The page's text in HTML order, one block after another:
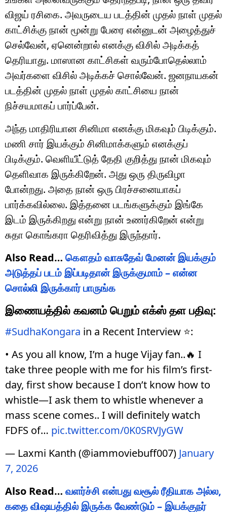
விஜய் ரசிகை. அவருடைய படத்தின் முதல் நாள் முதல்
காட்சிக்கு நான் மூன்று பேரை என்னுடன் அழைத்துச்
செல்வேன், ஏனென்றால் எனக்கு விசில் அடிக்கத்
தெரியாது. மாஸான காட்சிகள் வரும்போதெல்லாம்
அவர்களை விசில் அடிக்கச் சொல்வேன். ஜனநாயகன்
படத்தின் முதல் நாள் முதல் காட்சியை நான்
நிச்சயமாகப் பார்ப்பேன்.
அந்த மாதிரியான சினிமா எனக்கு மிகவும் பிடிக்கும்.
மணி சார் இயக்கும் சினிமாக்களும் எனக்குப்
பிடிக்கும். வெளியீட்டுத் தேதி குறித்து நான் மிகவும்
தெளிவாக இருக்கிறேன். அது ஒரு திருவிழா
போன்றது. அதை நான் ஒரு பிரச்சனையாகப்
பார்க்கவில்லை. இத்தனை படங்களுக்கும் இங்கே
இடம் இருக்கிறது என்று நான் உணர்கிறேன் என்று
சுதா கொங்கரா தெரிவித்து இருந்தார்.
Also Read… கௌதம் வாசுதேவ் மேனன் இயக்கும்
அடுத்தப் படம் இப்படிதான் இருக்குமாம் – என்ன
சொல்லி இருக்கார் பாருங்க
இணையத்தில் கவனம் பெறும் எக்ஸ் தள பதிவு:
#SudhaKongara in a Recent Interview ⭐:
• As you all know, I’m a huge Vijay fan..🔥 I
take three people with me for his film’s first-
day, first show because I don’t know how to
whistle—I ask them to whistle whenever a
mass scene comes.. I will definitely watch
FDFS of… pic.twitter.com/0K0SRVJyGW
— Laxmi Kanth (@iammoviebuff007) January
7, 2026
Also Read… வளர்ச்சி என்பது வசூல் ரீதியாக அல்ல,
கதை விஷயத்தில் இருக்க வேண்டும் – இயக்குநர்